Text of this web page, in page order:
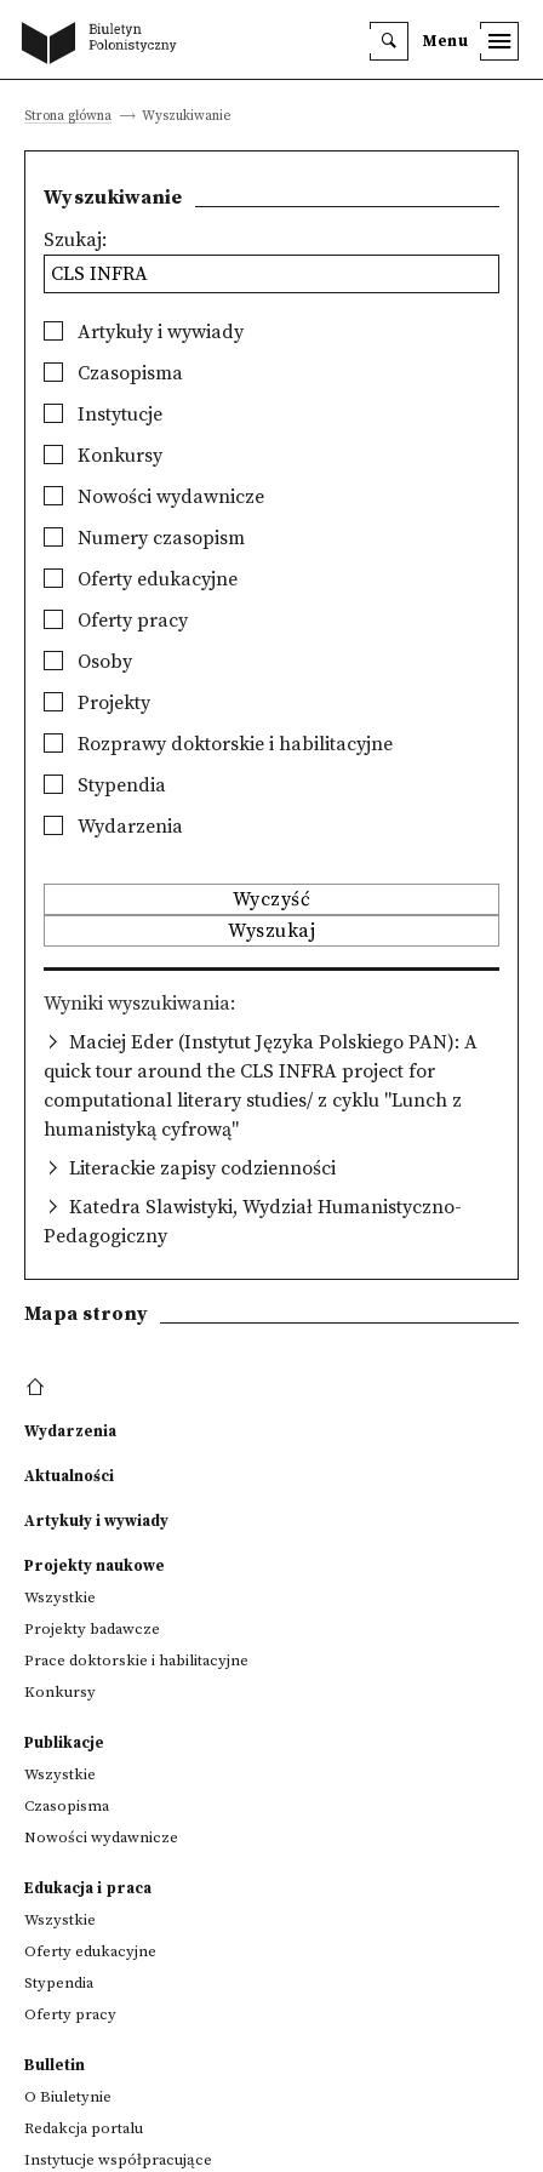
Menu
Strona główna Wyszukiwanie
Wyszukiwanie
Szukaj:
Artykuły i wywiady
Czasopisma
Instytucje
Konkursy
Nowości wydawnicze
Numery czasopism
Oferty edukacyjne
Oferty pracy
Osoby
Projekty
Rozprawy doktorskie i habilitacyjne
Stypendia
Wydarzenia
Wyczyść
Wyszukaj
Wyniki wyszukiwania
Maciej Eder (Instytut Języka Polskiego PAN): A
quick tour around the CLS INFRA project for
computational literary studies/ z cyklu "Lunch z
humanistyką cyfrową"
Literackie zapisy codzienności
Katedra Slawistyki, Wydział Humanistyczno-
Pedagogiczny
Mapa strony
Wydarzenia
Aktualności
Artykuły i wywiady
Projekty naukowe
Wszystkie
Projekty badawcze
Prace doktorskie i habilitacyjne
Konkursy
Publikacje
Wszystkie
Czasopisma
Nowości wydawnicze
Edukacja i praca
Wszystkie
Oferty edukacyjne
Stypendia
Oferty pracy
Bulletin
O Biuletynie
Redakcja portalu
Instytucje współpracujące